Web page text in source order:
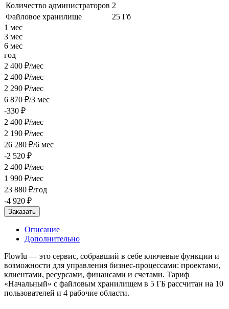
Количество администраторов 2
Файловое хранилище
25 Гб
1 мес
3 мес
6 мес
год
2 400 ₽/мес
2 400 ₽/мес
2 290 ₽/мес
6 870 ₽/3 мес
-330 ₽
2 400 ₽/мес
2 190 ₽/мес
26 280 ₽/6 мес
-2 520 ₽
2 400 ₽/мес
1 990 ₽/мес
23 880 ₽/год
-4 920 ₽
Заказать
Описание
Дополнительно
Flowlu — это сервис, собравший в себе ключевые функции и
возможности для управления бизнес-процессами: проектами,
клиентами, ресурсами, финансами и счетами. Тариф
«Начальный» с файловым хранилищем в 5 ГБ рассчитан на 10
пользователей и 4 рабочие области.